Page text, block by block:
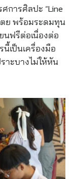
การศิลปะ “Line
ตย พร้อมระดมทุน
นฟรีต่อเนื่องต่อ
เป็นเครื่องมือ
าะบางไม่ให้หัน